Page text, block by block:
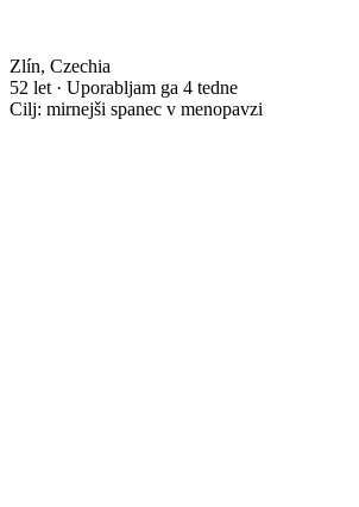
Zlín, Czechia
52 let · Uporabljam ga 4 tedne
Cilj: mirnejši spanec v menopavzi